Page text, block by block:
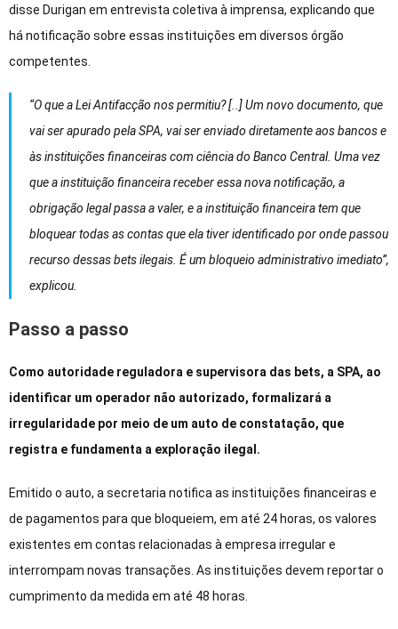
disse Durigan em entrevista coletiva à imprensa, explicando que
há notificação sobre essas instituições em diversos órgão
competentes.
“O que a Lei Antifacção nos permitiu? [..] Um novo documento, que
vai ser apurado pela SPA, vai ser enviado diretamente aos bancos e
às instituições financeiras com ciência do Banco Central. Uma vez
que a instituição financeira receber essa nova notificação, a
obrigação legal passa a valer, e a instituição financeira tem que
bloquear todas as contas que ela tiver identificado por onde passou
recurso dessas bets ilegais. É um bloqueio administrativo imediato”,
explicou.
Passo a passo
Como autoridade reguladora e supervisora das bets, a SPA, ao
identificar um operador não autorizado, formalizará a
irregularidade por meio de um auto de constatação, que
registra e fundamenta a exploração ilegal.
Emitido o auto, a secretaria notifica as instituições financeiras e
de pagamentos para que bloqueiem, em até 24 horas, os valores
existentes em contas relacionadas à empresa irregular e
interrompam novas transações. As instituições devem reportar o
cumprimento da medida em até 48 horas.